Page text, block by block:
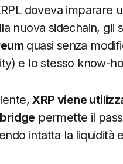
doveva imparare
nuova sidechain,
quasi senza
e lo stesso know-
XRP viene
bridge permette il
intatta la liquidità